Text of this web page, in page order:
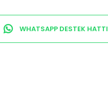
WHATSAPP DESTEK HATTI